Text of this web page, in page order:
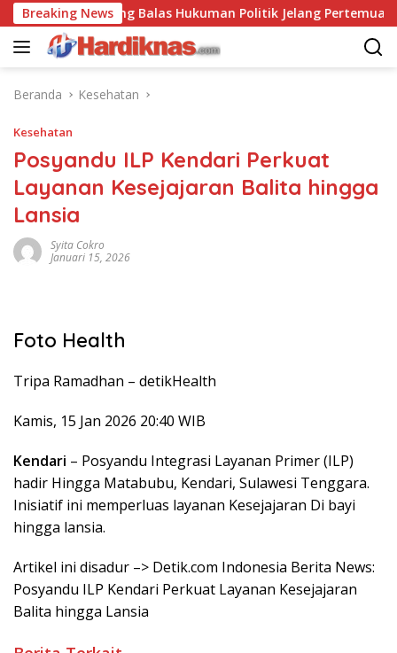
Langsung
ke
konten
Breaking News
AS-China Saling Balas Hukuman Politik Jelang Pertemuan
Beranda Kesehatan
Kesehatan
Posyandu ILP Kendari Perkuat
Layanan Kesejajaran Balita hingga
Lansia
Syita Cokro
Januari 15, 2026
Foto Health
Tripa Ramadhan – detikHealth
Kamis, 15 Jan 2026 20:40 WIB
Kendari – Posyandu Integrasi Layanan Primer (ILP)
hadir Hingga Matabubu, Kendari, Sulawesi Tenggara.
Inisiatif ini memperluas layanan Kesejajaran Di bayi
hingga lansia.
Artikel ini disadur –> Detik.com Indonesia Berita News:
Posyandu ILP Kendari Perkuat Layanan Kesejajaran
Balita hingga Lansia